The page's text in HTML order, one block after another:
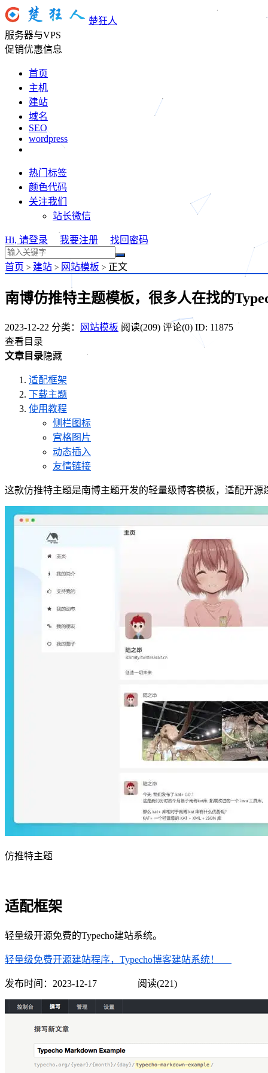
楚狂人
服务器与VPS
促销优惠信息
首页
主机
建站
域名
SEO
wordpress
热门标签
颜色代码
关注我们
站长微信
Hi, 请登录 我要注册 找回密码
首页 > 建站 > 网站模板 > 正文
南博仿推特主题模板，很多人在找的
2023-12-22 分类： 网站模板 阅读(209) 评论(0) ID: 11875
查看目录
文章目录隐藏
适配框架
下载主题
使用教程
侧栏图标
宫格图片
动态插入
友情链接
这款仿推特主题是南博主题开发的轻量级博客模板，适配开源
仿推特主题
适配框架
轻量级开源免费的Typecho建站系统。
轻量级免费开源建站程序，Typecho博客建站系统！
发布时间： 2023-12-17 阅读(221)